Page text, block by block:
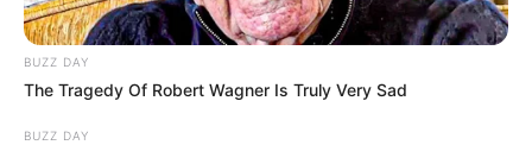
–
Kekayaan
Tidak diketahui pasti berapa total kekayaan Minami RESCENE,
kekayaannya berasal dari kariernya sebagai penyanyi.
BUZZ DAY
The Tragedy Of Robert Wagner Is Truly Very Sad
BUZZ DAY